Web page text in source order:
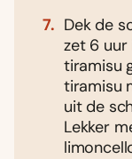
Dek de
zet 6 uur
tiramisu
tiramisu
uit de
Lekker